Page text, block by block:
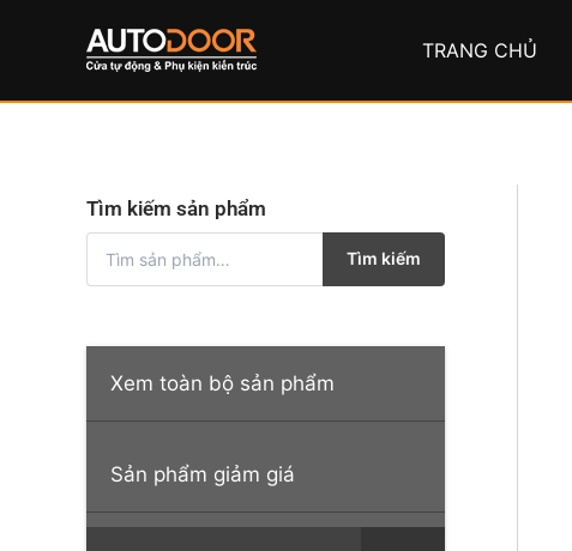
TRANG CHỦ
Tìm kiếm sản phẩm
m
Tìm kiếm
Xem toàn bộ sản phẩm
Sản phẩm giảm giá